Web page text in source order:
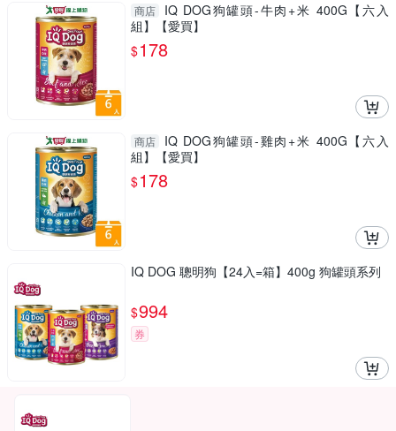
商店
IQ DOG狗罐頭-牛肉+米 400G【六入
組】【愛買】
$178
商店
IQ DOG狗罐頭-雞肉+米 400G【六入
組】【愛買】
$178
IQ DOG 聰明狗【24入=箱】400g 狗罐頭系列
$994
券